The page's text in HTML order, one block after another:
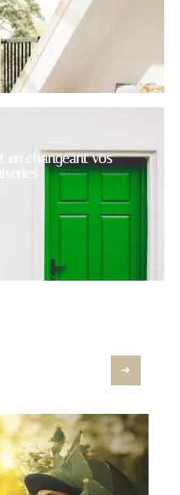
en changeant vos